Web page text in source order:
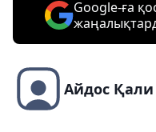
Google-ға
Айдос Қали